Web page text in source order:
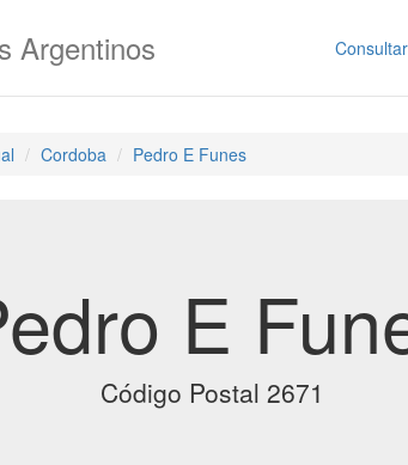
Argentinos
Cordoba Pedro E Funes
E
Código Postal 2671